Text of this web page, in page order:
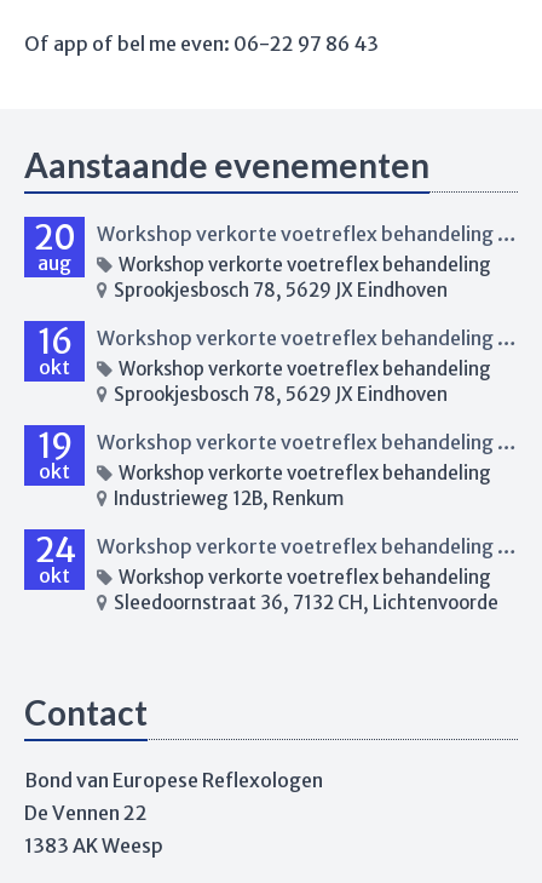
Of app of bel me even: 06-22 97 86 43
Aanstaande evenementen
20
aug
Workshop verkorte voetreflex behandeling Eindhoven
Workshop verkorte voetreflex behandeling
Sprookjesbosch 78, 5629 JX Eindhoven
16
okt
Workshop verkorte voetreflex behandeling Eindhoven
Workshop verkorte voetreflex behandeling
Sprookjesbosch 78, 5629 JX Eindhoven
19
okt
Workshop verkorte voetreflex behandeling Renkum
Workshop verkorte voetreflex behandeling
Industrieweg 12B, Renkum
24
okt
Workshop verkorte voetreflex behandeling Lichtenvoorde
Workshop verkorte voetreflex behandeling
Sleedoornstraat 36, 7132 CH, Lichtenvoorde
Contact
Bond van Europese Reflexologen
De Vennen 22
1383 AK Weesp